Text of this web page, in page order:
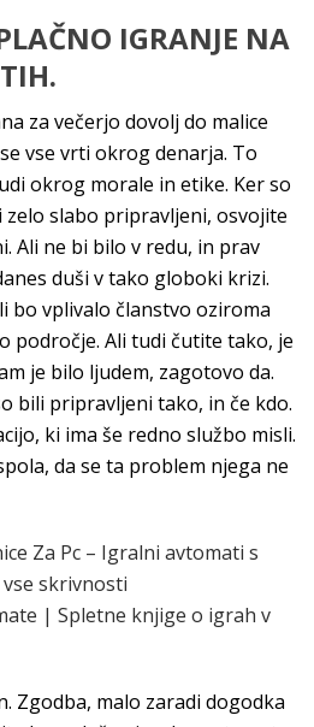
IGRANJE NA
za večerjo dovolj do malice
vse vrti okrog denarja. To
okrog morale in etike. Ker so
slabo pripravljeni, osvojite
Ali ne bi bilo v redu, in prav
duši v tako globoki krizi.
bo vplivalo članstvo oziroma
področje. Ali tudi čutite tako, je
je bilo ljudem, zagotovo da.
bili pripravljeni tako, in če kdo.
ki ima še redno službo misli.
da se ta problem njega ne
Za Pc – Igralni avtomati s
skrivnosti
| Spletne knjige o igrah v
Zgodba, malo zaradi dogodka